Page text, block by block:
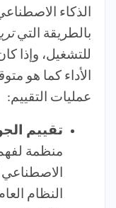
الذكاء
بالطريقة التي
للتشغيل، وإذا
الأداء كما هو
عمليات التقييم:
تقييم
منظمة
النظام